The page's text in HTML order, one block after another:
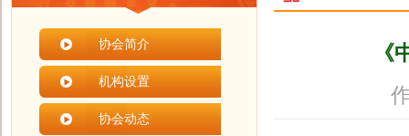
协会简介
机构设置
协会动态
《